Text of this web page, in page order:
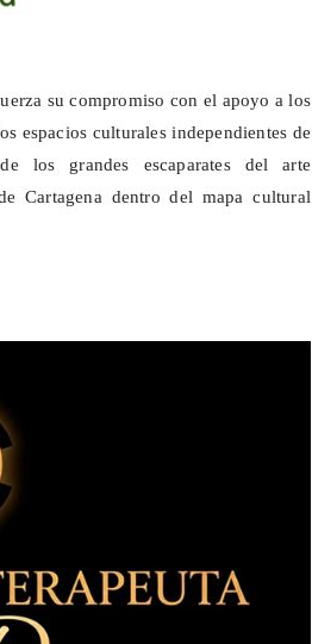
su compromiso con el apoyo a los
espacios culturales independientes de
los grandes escaparates del arte
Cartagena dentro del mapa cultural